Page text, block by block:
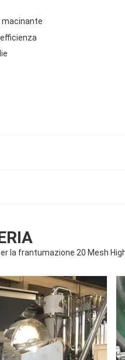
la frantumazione 20 Mesh